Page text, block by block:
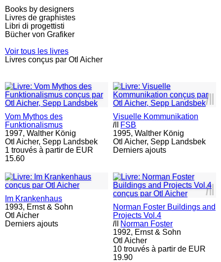
Books by designers
Livres de graphistes
Libri di progettisti
Bücher von Grafiker
Voir tous les livres
Livres conçus par Otl Aicher
Vom Mythos des
Funktionalismus
1997, Walther König
Otl Aicher, Sepp Landsbek
1 trouvés à partir de EUR
15.60
lll
Visuelle Kommunikation
l
FSB
1995, Walther König
Otl Aicher, Sepp Landsbek
Derniers ajouts
Im Krankenhaus
1993, Ernst & Sohn
Otl Aicher
Derniers ajouts
lll
Norman Foster Buildings and
Projects Vol.4
l
Norman Foster
1992, Ernst & Sohn
Otl Aicher
10 trouvés à partir de EUR
19.90